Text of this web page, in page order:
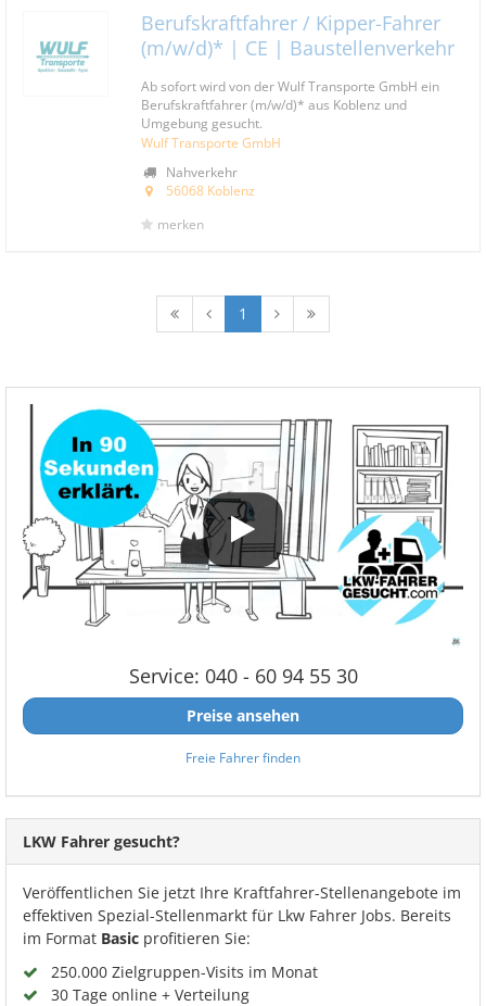
Berufskraftfahrer / Kipper-Fahrer
(m/w/d)* | CE | Baustellenverkehr
Ab sofort wird von der Wulf Transporte GmbH ein
Berufskraftfahrer (m/w/d)* aus Koblenz und
Umgebung gesucht.
Wulf Transporte GmbH
Nahverkehr
56068 Koblenz
merken
1
Service: 040 - 60 94 55 30
Preise ansehen
Freie Fahrer finden
LKW Fahrer gesucht?
Veröffentlichen Sie jetzt Ihre Kraftfahrer-Stellenangebote im
effektiven Spezial-Stellenmarkt für Lkw Fahrer Jobs. Bereits
im Format Basic profitieren Sie:
250.000 Zielgruppen-Visits im Monat
30 Tage online + Verteilung